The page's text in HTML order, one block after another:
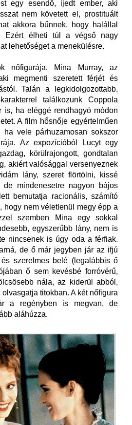
egy esendő, ijedt ember, aki
nem követett el, prostituált
akkora bűnnek, hogy halállal
Ezért élheti túl a végső nagy
lehetőséget a menekülésre.
nőfigurája, Mina Murray, az
megmenti szeretett férjét és
Talán a legkidolgozottabb,
találkozunk Coppola
is, ha eléggé rendhagyó módon
A film hősnője egyértelműen
ha vele párhuzamosan sokszor
Az expozícióból Lucyt egy
körülrajongott, gondtalan
akiért valósággal versenyeznek
lány, szeret flörtölni, kissé
mindenesetre nagyon bájos
bemutatja racionális, számító
hogy nem véletlenül megy épp a
szemben Mina egy sokkal
egyszerűbb lány, nem is
nincsenek is úgy oda a férfiak.
de ő már jegyben jár az ifjú
szerelmes belé (legalábbis ő
ő sem kevésbé forróvérű,
nála, az kiderül abból,
titokban. A két nőfigura
a regényben is megvan, de
aláhúzza.